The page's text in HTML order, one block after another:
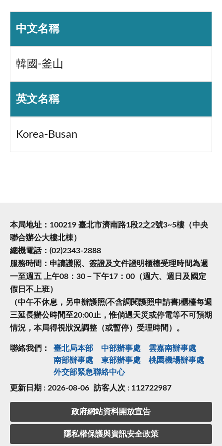
中文名稱
韓國-釜山
英文名稱
Korea-Busan
本局地址：100219 臺北市濟南路1段2之2號3~5樓（中央
聯合辦公大樓北棟）
總機電話：(02)2343-2888
服務時間：申請護照、簽證及文件證明櫃檯受理時間為週
一至週五 上午08：30－下午17：00（週六、週日及國定
假日不上班）
（中午不休息，另申辦護照(不含調閱護照申請書)櫃檯每週
三延長辦公時間至20:00止，惟倘遇天災或停電等不可預期
情況，本局得視狀況調整（或暫停）受理時間）。
聯絡我們： 臺北局本部 中部辦事處
雲嘉南辦事處
南部辦事處
東部辦事處
桃園機場辦事處
外交部緊急聯絡中⼼
更新日期 : 2026-08-06 訪客人次 : 112722987
政府網站資料開放宣告
隱私權保護與資訊安全政策